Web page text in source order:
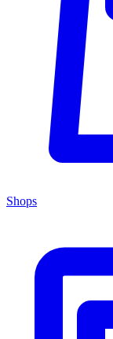
Shops